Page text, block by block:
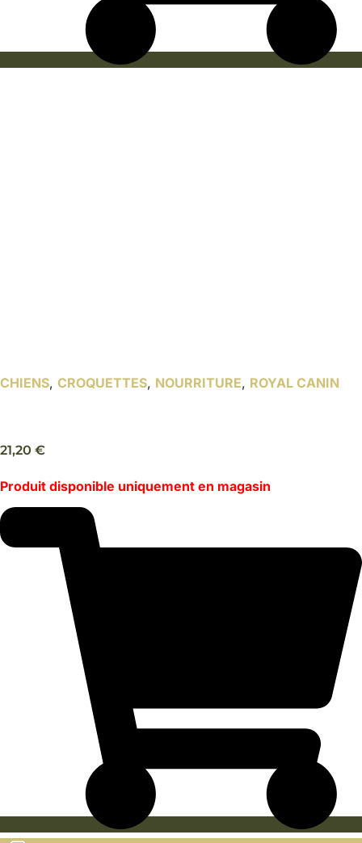
CHIENS, CROQUETTES, NOURRITURE, ROYAL CANIN
21,20 €
Produit disponible uniquement en magasin